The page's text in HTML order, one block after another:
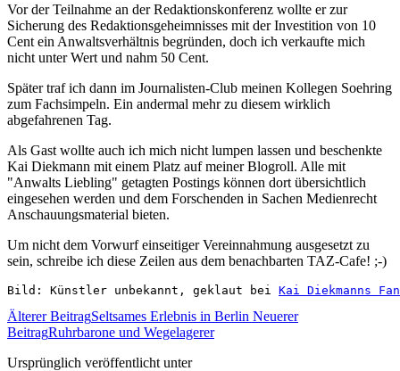
Vor der Teilnahme an der Redaktionskonferenz wollte er zur
Sicherung des Redaktionsgeheimnisses mit der Investition von 10
Cent ein Anwaltsverhältnis begründen, doch ich verkaufte mich
nicht unter Wert und nahm 50 Cent.
Später traf ich dann im Journalisten-Club meinen Kollegen Soehring
zum Fachsimpeln. Ein andermal mehr zu diesem wirklich
abgefahrenen Tag.
Als Gast wollte auch ich mich nicht lumpen lassen und beschenkte
Kai Diekmann mit einem Platz auf meiner Blogroll. Alle mit
"Anwalts Liebling" getagten Postings können dort übersichtlich
eingesehen werden und dem Forschenden in Sachen Medienrecht
Anschauungsmaterial bieten.
Um nicht dem Vorwurf einseitiger Vereinnahmung ausgesetzt zu
sein, schreibe ich diese Zeilen aus dem benachbarten TAZ-Cafe! ;-)
Bild: Künstler unbekannt, geklaut bei Kai Diekmanns
Älterer BeitragSeltsames Erlebnis in Berlin Neuerer
BeitragRuhrbarone und Wegelagerer
Ursprünglich veröffentlicht unter